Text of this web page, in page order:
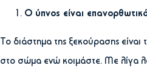
Ο ύπνος είναι
Το διάστημα της ξεκούρασης
στο σώμα ενώ κοιμάστε. Με λίγα